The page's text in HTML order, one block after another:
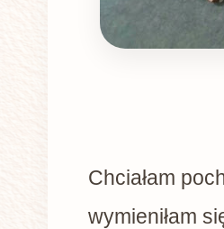
Chciałam
wymieniłam